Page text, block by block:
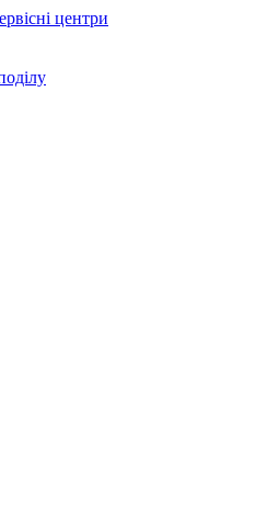
центри